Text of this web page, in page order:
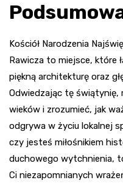
Kościół Narodzenia
Rawicza to miejsce, które
piękną architekturę oraz
Odwiedzając tę świątynię,
wieków i zrozumieć, jak
odgrywa w życiu lokalnej
czy jesteś miłośnikiem
duchowego wytchnienia,
Ci niezapomnianych